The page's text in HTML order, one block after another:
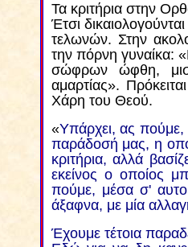
Τα κριτήρια στην
Έτσι
τελωνών. Στην
την πόρνη γυναίκα:
σώφρων ώφθη,
αμαρτίας».
Χάρη του Θεού.
«Υπάρχει, ας πούμε,
παράδοσή μας, η
κριτήρια, αλλά
εκείνος ο οποίος
πούμε, μέσα σ'
άξαφνα, με μία
Έχουμε τέτοια